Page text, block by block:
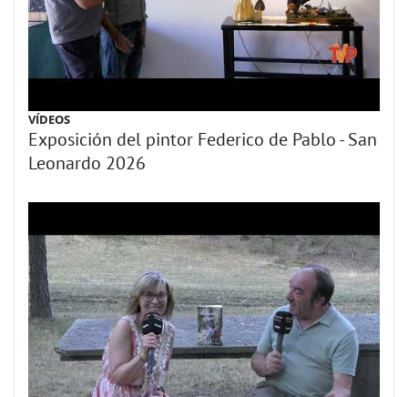
VÍDEOS
Exposición del pintor Federico de Pablo - San
Leonardo 2026